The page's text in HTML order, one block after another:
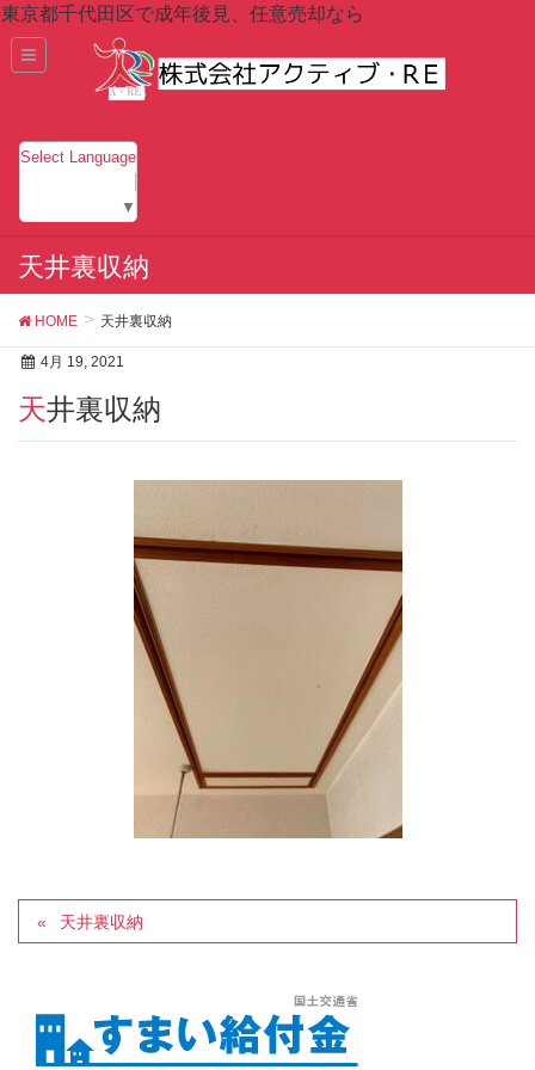
東京都千代田区で成年後見、任意売却なら
Select Language
▼
天井裏収納
HOME 天井裏収納
4月 19, 2021
天井裏収納
天井裏収納